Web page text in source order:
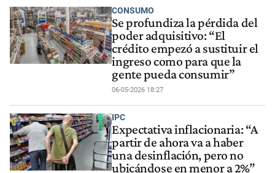
CONSUMO
Se profundiza la pérdida del
poder adquisitivo: “El
crédito empezó a sustituir el
ingreso como para que la
gente pueda consumir”
06-05-2026 18:27
IPC
Expectativa inflacionaria: “A
partir de ahora va a haber
una desinflación, pero no
ubicándose en menor a 2%”